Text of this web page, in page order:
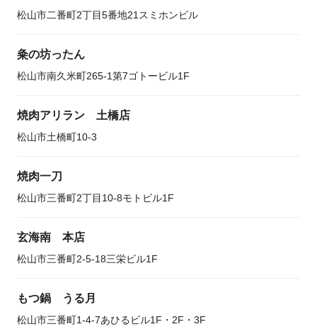
松山市二番町2丁目5番地21スミホンビル
粂の坊ったん
松山市南久米町265-1第7ゴトービル1F
焼肉アリラン 土橋店
松山市土橋町10-3
焼肉一刀
松山市三番町2丁目10-8モトビル1F
玄海南 本店
松山市三番町2-5-18三栄ビル1F
もつ鍋 うる月
松山市三番町1-4-7あひるビル1F・2F・3F